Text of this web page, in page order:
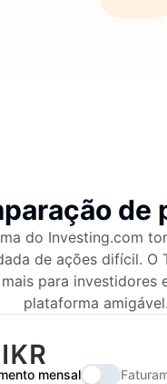
de
do Investing.com
de ações difícil. O
para investidores
plataforma amigável.
mensal